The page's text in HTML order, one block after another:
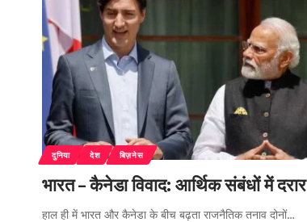
दुनिया देश बिज़नेस
भारत – कैनेडा विवाद: आर्थिक संबंधों में दरार
हाल ही में भारत और कैनेडा के बीच बढ़ता राजनैतिक तनाव दोनों…